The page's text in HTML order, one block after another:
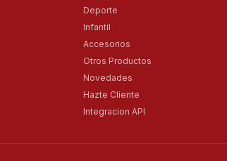
Deporte
Infantil
Accesorios
Otros Productos
Novedades
Hazte Cliente
Integracion API